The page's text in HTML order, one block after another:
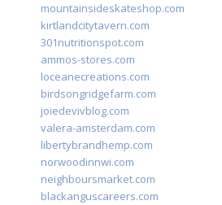
mountainsideskateshop.com
kirtlandcitytavern.com
301nutritionspot.com
ammos-stores.com
loceanecreations.com
birdsongridgefarm.com
joiedevivblog.com
valera-amsterdam.com
libertybrandhemp.com
norwoodinnwi.com
neighboursmarket.com
blackanguscareers.com